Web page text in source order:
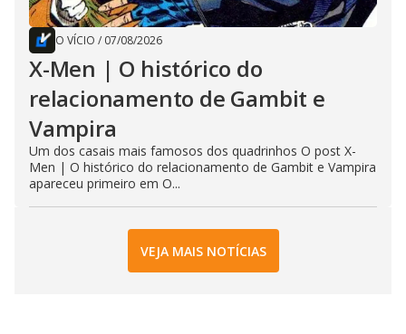
O VÍCIO / 07/08/2026
X-Men | O histórico do
relacionamento de Gambit e
Vampira
Um dos casais mais famosos dos quadrinhos O post X-
Men | O histórico do relacionamento de Gambit e Vampira
apareceu primeiro em O...
VEJA MAIS NOTÍCIAS